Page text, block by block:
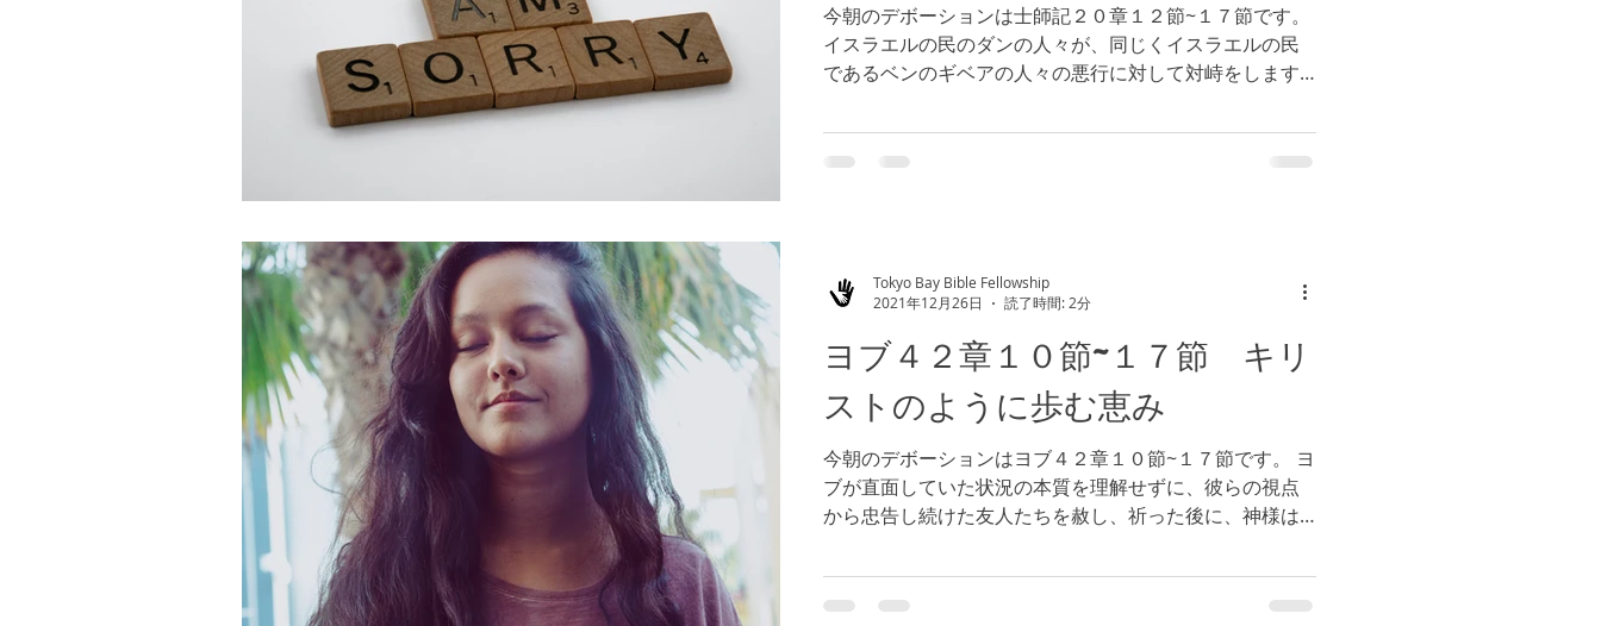
今朝のデボーションは士師記２０章１２節~１７節です。
イスラエルの民のダンの人々が、同じくイスラエルの民
であるベンのギベアの人々の悪行に対して対峙をします
にまで発展します。...
ヨブ４２章１０節~１７節 キリ
ストのように歩む恵み
今朝のデボーションはヨブ４２章１０節~１７節です。 ヨ
ブが直面していた状況の本質を理解せずに、彼らの視点
から忠告し続けた友人たちを赦し、祈った後に、神様は
更には家族、知人の多くがヨブのもとに集まりました。
神様は、この後のヨブ...
Tokyo Bay Bible Fellowship
2021年12月26日
読了時間: 2分